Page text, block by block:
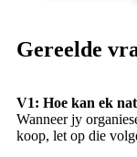
Gereelde
V1: Hoe kan ek
Wanneer jy
koop, let op die